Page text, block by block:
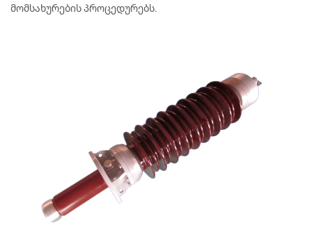
მომსახურების პროცედურებს.